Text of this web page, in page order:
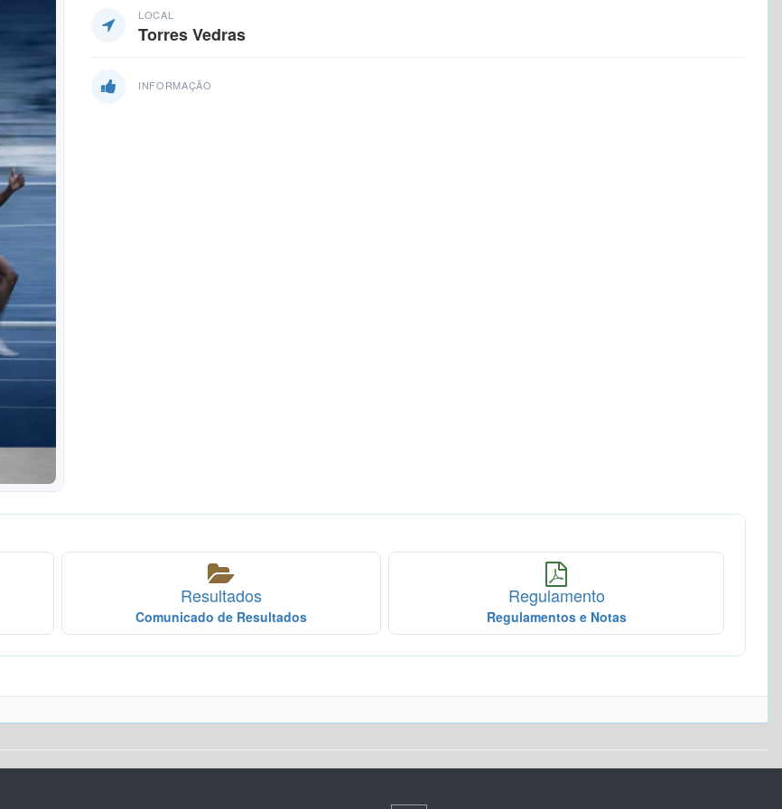
LOCAL
Torres Vedras
INFORMAÇÃO
Resultados
Comunicado de Resultados
Regulamento
Regulamentos e Notas